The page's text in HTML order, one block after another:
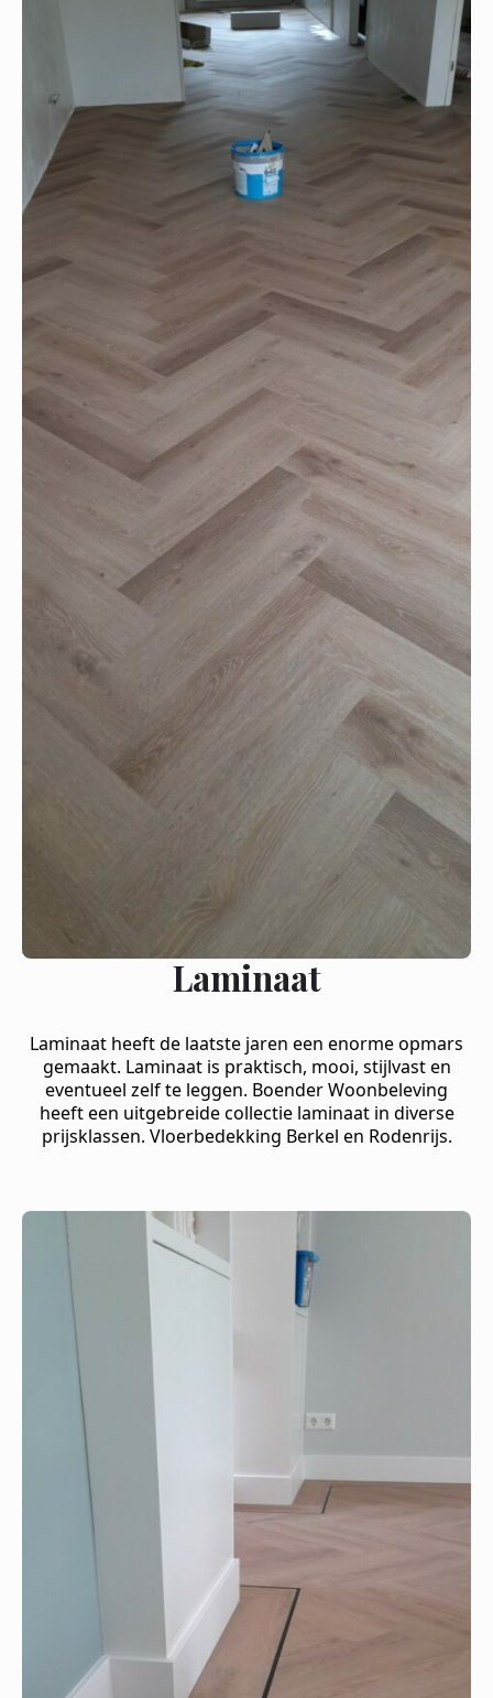
Laminaat
Laminaat heeft de laatste jaren een enorme opmars
gemaakt. Laminaat is praktisch, mooi, stijlvast en
eventueel zelf te leggen. Boender Woonbeleving
heeft een uitgebreide collectie laminaat in diverse
prijsklassen. Vloerbedekking Berkel en Rodenrijs.